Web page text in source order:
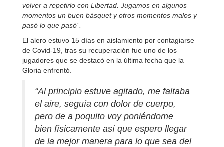
volver a repetirlo con Libertad. Jugamos en algunos
momentos un buen básquet y otros momentos malos y
pasó lo que pasó”.
El alero estuvo 15 días en aislamiento por contagiarse
de Covid-19, tras su recuperación fue uno de los
jugadores que se destacó en la última fecha que la
Gloria enfrentó.
“Al principio estuve agitado, me faltaba
el aire, seguía con dolor de cuerpo,
pero de a poquito voy poniéndome
bien físicamente así que espero llegar
de la mejor manera para lo que sea del